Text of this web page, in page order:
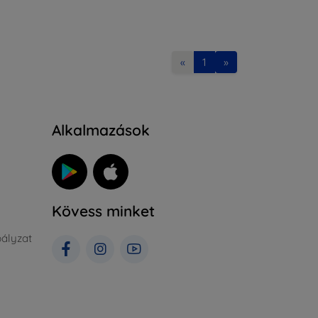
« 1 »
Alkalmazások
Kövess minket